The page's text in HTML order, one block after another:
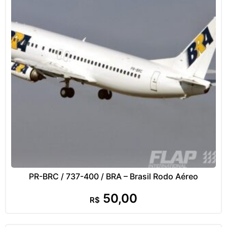
PR-BRC / 737-400 / BRA – Brasil Rodo Aéreo
R$ 50,00